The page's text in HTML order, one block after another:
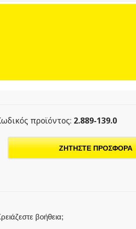
προϊόντος: 2.889-139.0
ΖΗΤΗΣΤΕ ΠΡΟΣΦΟΡΑ
βοήθεια;